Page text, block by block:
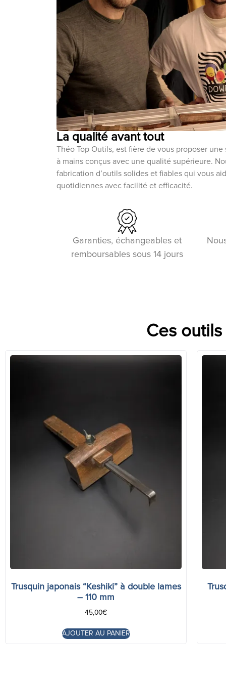
La qualité avant tout
Théo Top Outils, est fière de vous proposer
à mains conçus avec une qualité supérieure.
fabrication d’outils solides et fiables qui vous
quotidiennes avec facilité et efficacité.
Garanties, échangeables et
remboursables sous 14 jours
Ces
Trusquin japonais “Keshiki” à double lames
– 110 mm
45,00€
AJOUTER AU PANIER